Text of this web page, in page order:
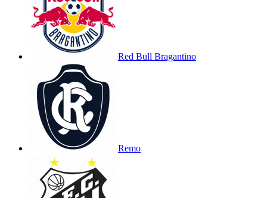
Red Bull Bragantino
Remo